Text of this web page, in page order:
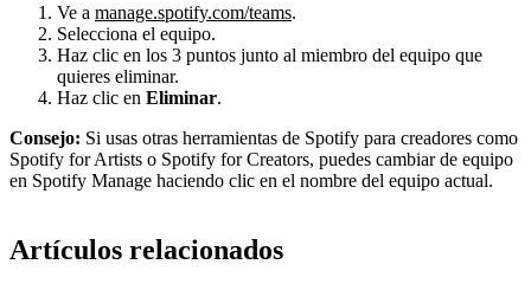
Ve a manage.spotify.com/teams.
Selecciona el equipo.
Haz clic en los 3 puntos junto al miembro del equipo que
quieres eliminar.
Haz clic en Eliminar.
Consejo: Si usas otras herramientas de Spotify para creadores como
Spotify for Artists o Spotify for Creators, puedes cambiar de equipo
en Spotify Manage haciendo clic en el nombre del equipo actual.
Artículos relacionados